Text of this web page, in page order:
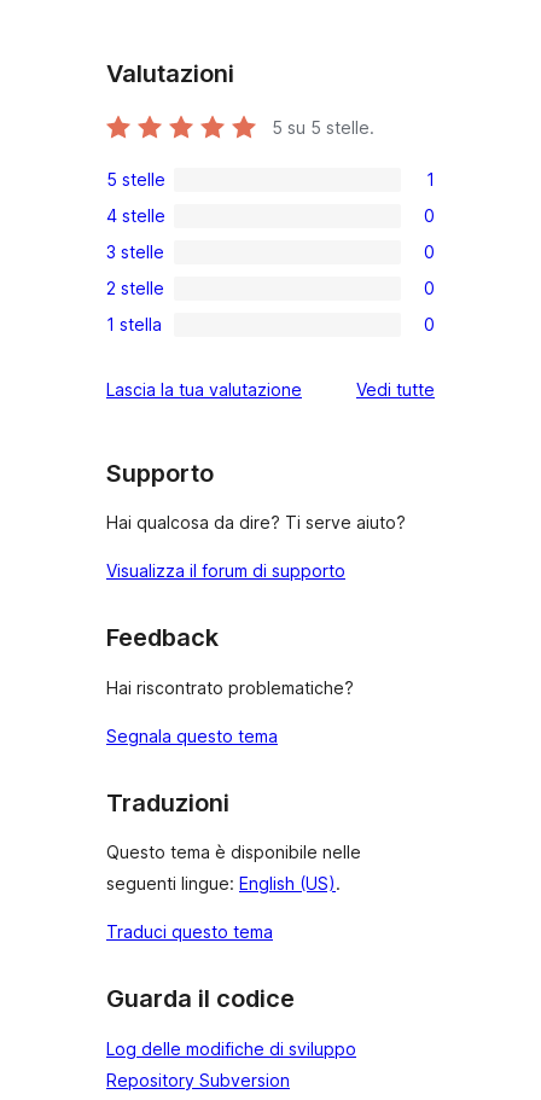
Valutazioni
5 su 5 stelle.
1
5-
recensioni
a
stelle
5 stelle 1
0
recensioni
a
4-
4 stelle 0
0
recensioni
a
stelle
3 stelle 0
0
recensioni
2-
2 stelle 0
0
a
stelle
1 stella 0
Lascia la tua valutazione Vedi tutte
Supporto
Hai qualcosa da dire? Ti serve aiuto?
Visualizza il forum di supporto
Feedback
Hai riscontrato problematiche?
Segnala questo tema
Traduzioni
Questo tema è disponibile nelle
seguenti lingue: English (US).
Traduci questo tema
Guarda il codice
Log delle modifiche di sviluppo
Repository Subversion